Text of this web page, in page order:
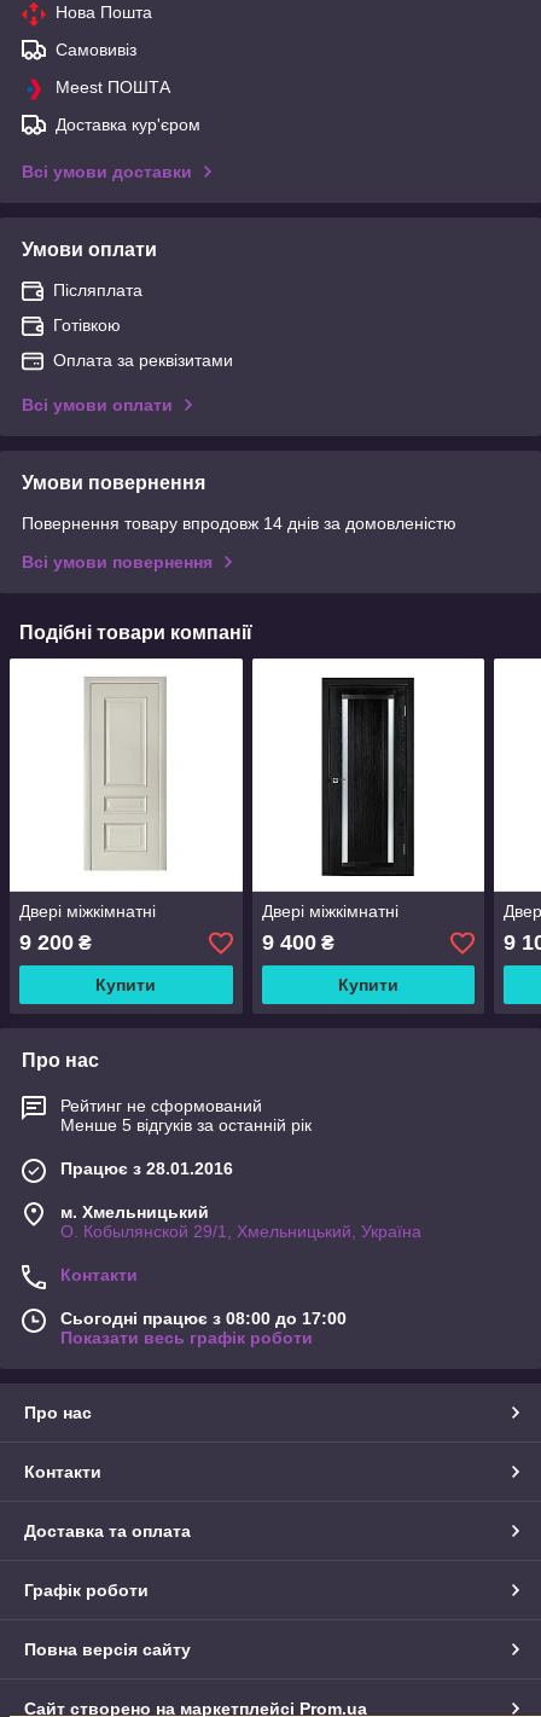
Нова Пошта
Самовивіз
Meest ПОШТА
Доставка кур'єром
Всі умови доставки
Умови оплати
Післяплата
Готівкою
Оплата за реквізитами
Всі умови оплати
Умови повернення
Повернення товару впродовж 14 днів за домовленістю
Всі умови повернення
Подібні товари компанії
Двері міжкімнатні
9 200 ₴
Купити
Двері міжкімнатні
9 400₴
Купити
9
Про нас
Рейтинг не сформований
Менше 5 відгуків за останній рік
Працює з 28.01.2016
м. Хмельницький
О. Кобылянской 29/1, Хмельницький, Україна
Контакти
Сьогодні працює з 08:00 до 17:00
Показати весь графік роботи
Про нас
Контакти
Доставка та оплата
Графік роботи
Повна версія сайту
Сайт створено на маркетплейсі Prom.ua